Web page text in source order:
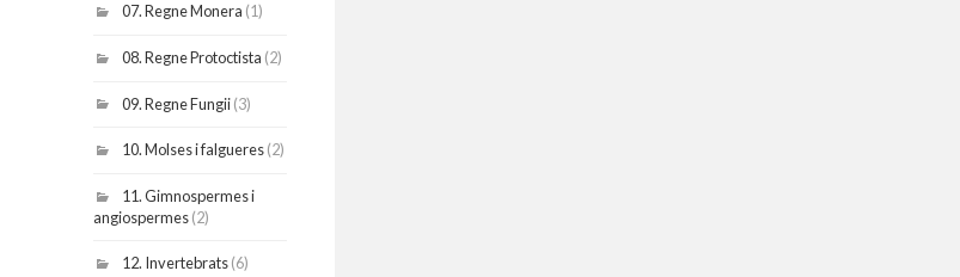
07. Regne Monera (1)
08. Regne Protoctista (2)
09. Regne Fungii(3)
10. Molses i falgueres(2)
11. Gimnospermes i
angiospermes(2)
12. Invertebrats(6)